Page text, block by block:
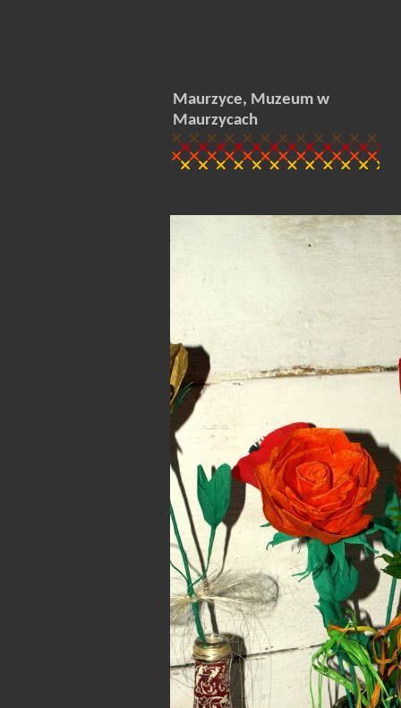
Maurzyce, Muzeum w
Maurzycach